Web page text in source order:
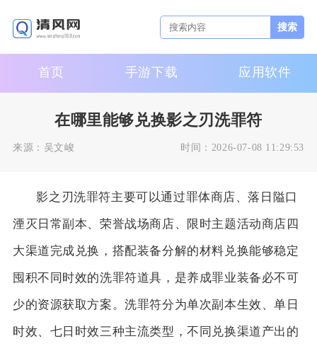
搜索
首页 手游下载 应用软件
在哪里能够兑换影之刃洗罪符
来源： 吴文峻 时间： 2026-07-08 11:29:53
影之刃洗罪符主要可以通过罪体商店、落日隘口
湮灭日常副本、荣誉战场商店、限时主题活动商店四
大渠道完成兑换，搭配装备分解的材料兑换能够稳定
囤积不同时效的洗罪符道具，是养成罪业装备必不可
少的资源获取方案。洗罪符分为单次副本生效、单日
时效、七日时效三种主流类型，不同兑换渠道产出的